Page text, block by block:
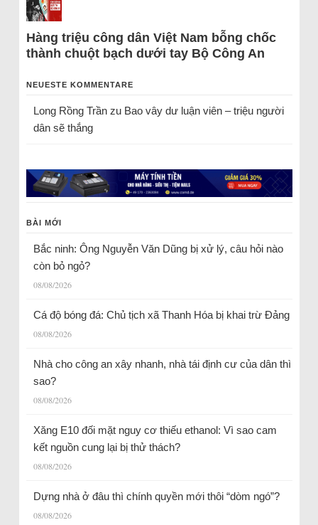
Hàng triệu công dân Việt Nam bỗng chốc
thành chuột bạch dưới tay Bộ Công An
NEUESTE KOMMENTARE
Long Rồng Trầnzu Bao vây dư luận viên – triệu người
dân sẽ thắng
BÀI MỚI
Bắc ninh: Ông Nguyễn Văn Dũng bị xử lý, câu hỏi nào
còn bỏ ngỏ?
08/08/2026
Cá độ bóng đá: Chủ tịch xã Thanh Hóa bị khai trừ Đảng
08/08/2026
Nhà cho công an xây nhanh, nhà tái định cư của dân thì
sao?
08/08/2026
Xăng E10 đối mặt nguy cơ thiếu ethanol: Vì sao cam
kết nguồn cung lại bị thử thách?
08/08/2026
Dựng nhà ở đâu thì chính quyền mới thôi “dòm ngó”?
08/08/2026